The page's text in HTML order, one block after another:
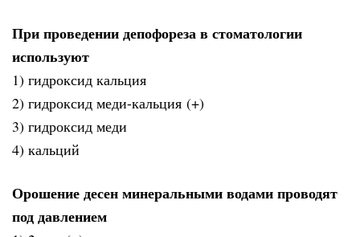
При проведении депофореза в стоматологии
используют
1) гидроксид кальция
2) гидроксид меди-кальция (+)
3) гидроксид меди
4) кальций
Орошение десен минеральными водами проводят
под давлением